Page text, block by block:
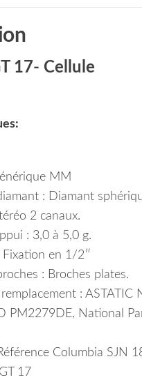
17- Cellule
MM
: Diamant
2 canaux.
: 3,0 à 5,0 g.
Fixation en 1/2″
: Broches plates.
:
PM2279DE, National
Columbia SJN
17